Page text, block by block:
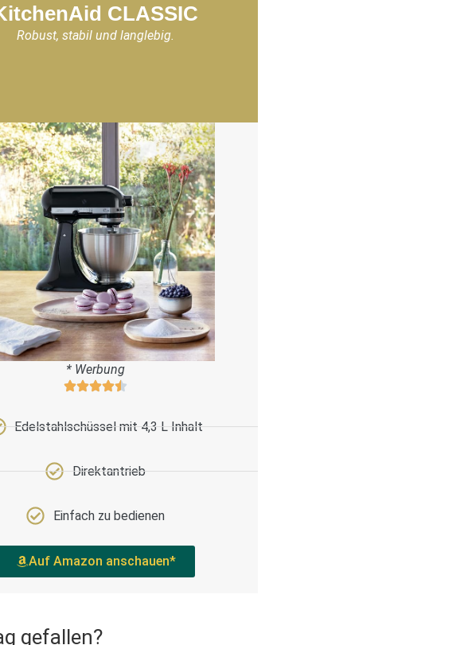
CLASSIC
Robust, stabil und langlebig.
* Werbung
Edelstahlschüssel mit 4,3 L Inhalt
Direktantrieb
Einfach zu bedienen
Auf Amazon anschauen*
gefallen?